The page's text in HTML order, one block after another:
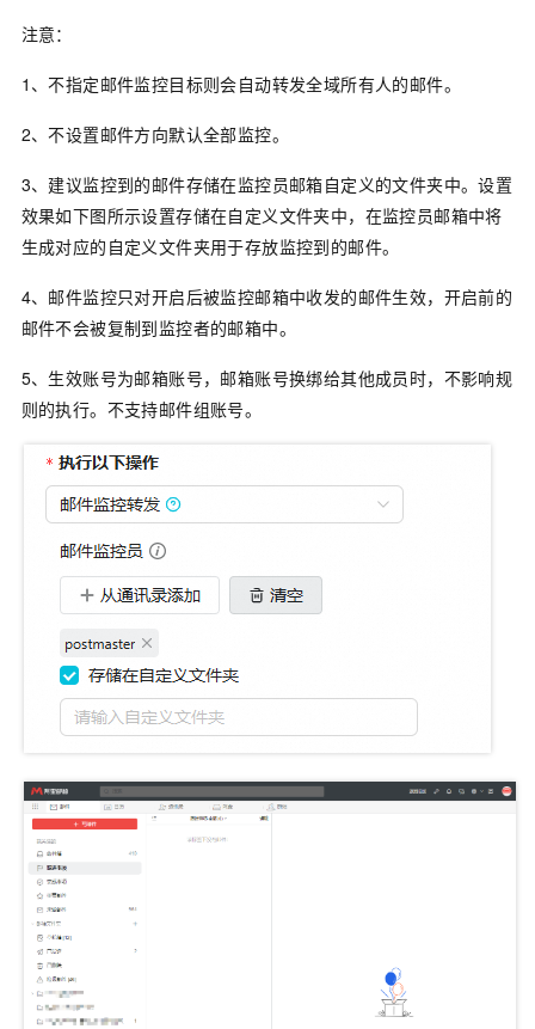
注意：
1、不指定邮件监控目标则会自动转发全域所有人的邮件。
2、不设置邮件方向默认全部监控。
3、建议监控到的邮件存储在监控员邮箱自定义的文件夹中。设置
效果如下图所示设置存储在自定义文件夹中，在监控员邮箱中将
生成对应的自定义文件夹用于存放监控到的邮件。
4、邮件监控只对开启后被监控邮箱中收发的邮件生效，开启前的
邮件不会被复制到监控者的邮箱中。
5、生效账号为邮箱账号，邮箱账号换绑给其他成员时，不影响规
则的执行。不支持邮件组账号。